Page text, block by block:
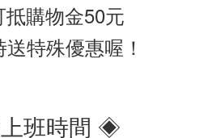
購物金50元
特殊優惠喔！
班時間 ◈